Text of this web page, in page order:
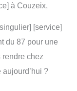
à Couzeix,
[service]
du 87 pour une
chez
?